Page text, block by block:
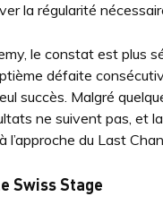
la régularité
le constat est plus
défaite
succès. Malgré
ne suivent pas, et
l’approche du Last
Swiss Stage